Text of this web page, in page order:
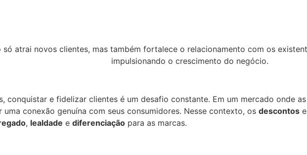
atrai novos clientes, mas também fortalece o relacionamento com os
impulsionando o crescimento do negócio.
conquistar e fidelizar clientes é um desafio constante. Em um mercado onde
conexão genuína com seus consumidores. Nesse contexto, os descontos e
, lealdade e diferenciação para as marcas.